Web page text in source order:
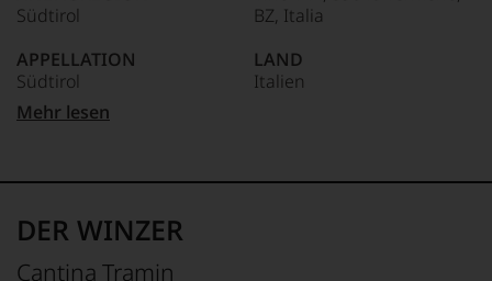
und
renommierter
Weinjournalisten
oder
Fachpublikationen
Aussendungen
in
unserem
Webshop,
das
und
heute
auch
auflagenstärkste
Gourmetmagazin
Seit
befindet
Südtirol
APPELLATION
Südtirol
REBSORTEN
TRINKTEMPERATUR
BZ, Italia
LAND
Italien
GESCHMACK
Mehr lesen
DER WINZER
Cantina Tramin